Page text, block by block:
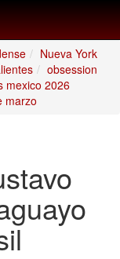
Nueva York
obsession
mexico 2026
marzo